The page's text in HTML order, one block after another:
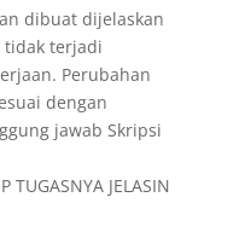
dibuat dijelaskan
tidak terjadi
Perubahan
dengan
jawab Skripsi
TUGASNYA JELASIN